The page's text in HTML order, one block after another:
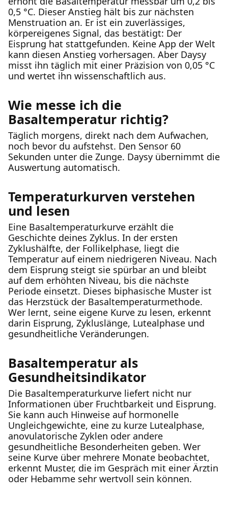
0,5 °C. Dieser Anstieg hält bis zur nächsten
Menstruation an. Er ist ein zuverlässiges,
körpereigenes Signal, das bestätigt: Der
Eisprung hat stattgefunden. Keine App der Welt
kann diesen Anstieg vorhersagen. Aber Daysy
misst ihn täglich mit einer Präzision von 0,05 °C
und wertet ihn wissenschaftlich aus.
Wie messe ich die
Basaltemperatur richtig?
Täglich morgens, direkt nach dem Aufwachen,
noch bevor du aufstehst. Den Sensor 60
Sekunden unter die Zunge. Daysy übernimmt die
Auswertung automatisch.
Temperaturkurven verstehen
und lesen
Eine Basaltemperaturkurve erzählt die
Geschichte deines Zyklus. In der ersten
Zyklushälfte, der Follikelphase, liegt die
Temperatur auf einem niedrigeren Niveau. Nach
dem Eisprung steigt sie spürbar an und bleibt
auf dem erhöhten Niveau, bis die nächste
Periode einsetzt. Dieses biphasische Muster ist
das Herzstück der Basaltemperaturmethode.
Wer lernt, seine eigene Kurve zu lesen, erkennt
darin Eisprung, Zykluslänge, Lutealphase und
gesundheitliche Veränderungen.
Basaltemperatur als
Gesundheitsindikator
Die Basaltemperaturkurve liefert nicht nur
Informationen über Fruchtbarkeit und Eisprung.
Sie kann auch Hinweise auf hormonelle
Ungleichgewichte, eine zu kurze Lutealphase,
anovulatorische Zyklen oder andere
gesundheitliche Besonderheiten geben. Wer
seine Kurve über mehrere Monate beobachtet,
erkennt Muster, die im Gespräch mit einer Ärztin
oder Hebamme sehr wertvoll sein können.